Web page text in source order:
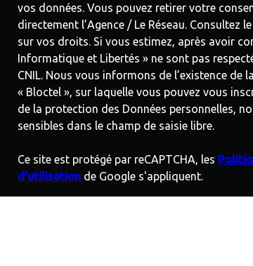
vos données. Vous pouvez retirer votre
directement l’Agence / Le Réseau. Consultez
sur vos droits. Si vous estimez, après avoir
Informatique et Libertés » ne sont pas
CNIL. Nous vous informons de l’existence
« Bloctel », sur laquelle vous pouvez vous
de la protection des Données personnelles,
sensibles dans le champ de saisie libre.
Ce site est protégé par reCAPTCHA, les
d'utilisation de Google s'appliquent.